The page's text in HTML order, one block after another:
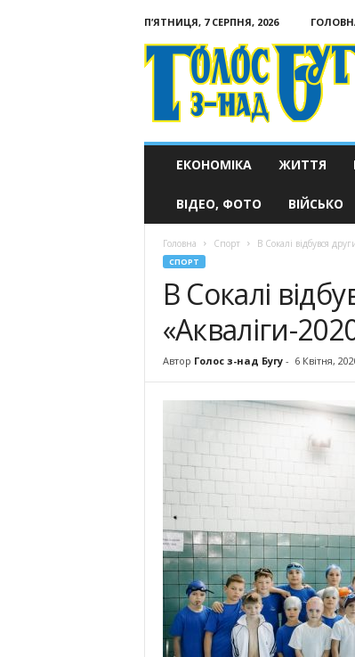
П’ЯТНИЦЯ, 7 СЕРПНЯ, 2026
Голос
з-
ЕКОНОМІКА ЖИТТЯ
ВІДЕО, ФОТО ВІЙСЬКО
Головна Спорт В Сокалі відбувся
СПОРТ
В Сокалі
«Акваліги-
Автор Голос з-над Бугу- 6 Квітня,